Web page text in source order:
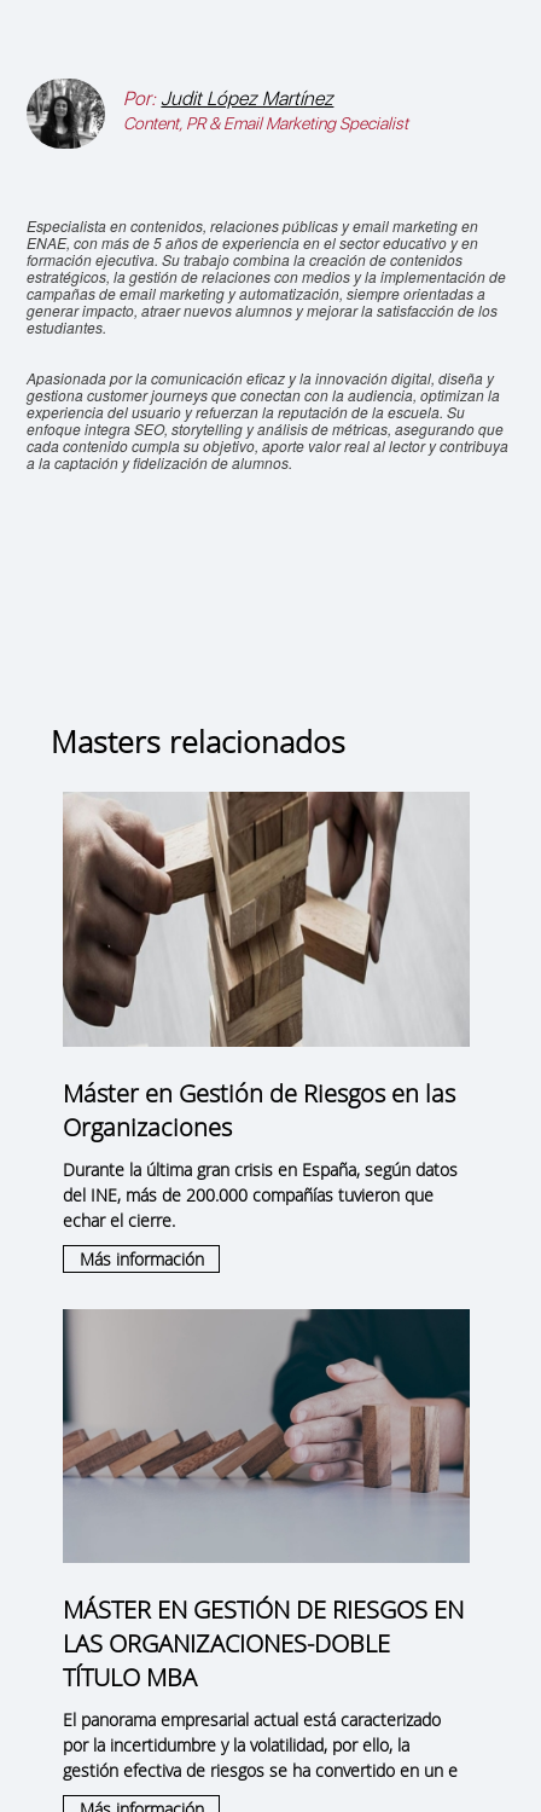
Por: Judit López Martínez
Content, PR & Email Marketing Specialist
Especialista en contenidos, relaciones públicas y email marketing en
ENAE, con más de 5 años de experiencia en el sector educativo y en
formación ejecutiva. Su trabajo combina la creación de contenidos
estratégicos, la gestión de relaciones con medios y la implementación de
campañas de email marketing y automatización, siempre orientadas a
generar impacto, atraer nuevos alumnos y mejorar la satisfacción de los
estudiantes.
Apasionada por la comunicación eficaz y la innovación digital, diseña y
gestiona customer journeys que conectan con la audiencia, optimizan la
experiencia del usuario y refuerzan la reputación de la escuela. Su
enfoque integra SEO, storytelling y análisis de métricas, asegurando que
cada contenido cumpla su objetivo, aporte valor real al lector y contribuya
a la captación y fidelización de alumnos.
Masters relacionados
Máster en Gestión de Riesgos en las
Organizaciones
Durante la última gran crisis en España, según datos
del INE, más de 200.000 compañías tuvieron que
echar el cierre.
Más información
MÁSTER EN GESTIÓN DE RIESGOS EN
LAS ORGANIZACIONES-DOBLE
TÍTULO MBA
El panorama empresarial actual está caracterizado
por la incertidumbre y la volatilidad, por ello, la
gestión efectiva de riesgos se ha convertido en un e